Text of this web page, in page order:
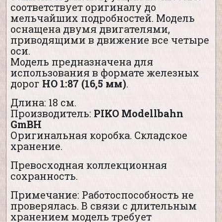
соответствует оригиналу до
мельчайших подробностей. Модель
оснащена двумя двигателями,
приводящими в движение все четыре
оси.
Модель предназначена для
использования в формате железных
дорог HO 1:87 (16,5 мм).
Длина: 18 см.
Производитель: PIKO Modellbahn
GmBH
Оригинальная коробка. Складское
хранение.
Превосходная коллекционная
сохранность.
Примечание: Работоспособность не
проверялась. В связи с длительным
хранением модель требует